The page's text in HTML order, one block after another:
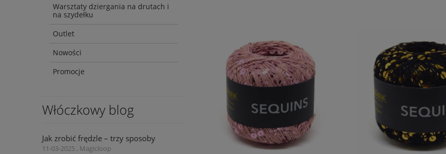
Warsztaty dziergania na drutach i
na szydełku
Outlet
Nowości
Promocje
Włóczkowy blog
Jak zrobić frędzle – trzy sposoby
11-03-2025 , Magicloop